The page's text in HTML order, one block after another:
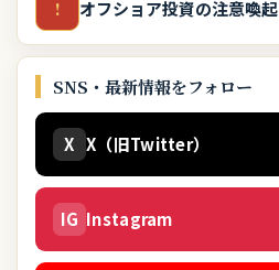
! オフショア投資の注意喚起
SNS・最新情報をフォロー
X X（旧Twitter）
IG Instagram